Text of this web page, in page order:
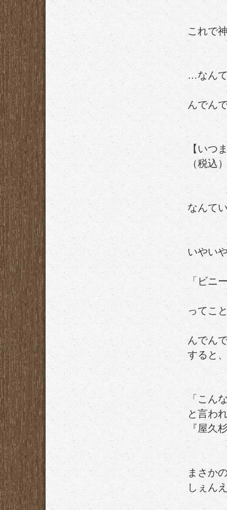
これで
…なん
んでん
【いつ
（税込
なんて
いやい
「ビニ
ってこ
んでん
すると
「こん
と言わ
『屋久
まさか
しぇん